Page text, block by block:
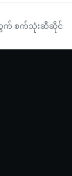
က် စက်သုံးဆီဆိုင်